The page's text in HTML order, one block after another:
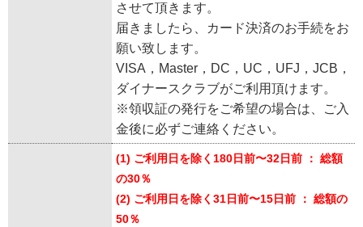
させて頂きます。
届きましたら、カード決済のお手続をお
願い致します。
VISA，Master，DC，UC，UFJ，JCB，
ダイナースクラブがご利用頂けます。
※領収証の発行をご希望の場合は、ご入
金後に必ずご連絡ください。
(1) ご利用日を除く180日前〜32日前 ： 総額
の30％
(2) ご利用日を除く31日前〜15日前 ： 総額の
50％